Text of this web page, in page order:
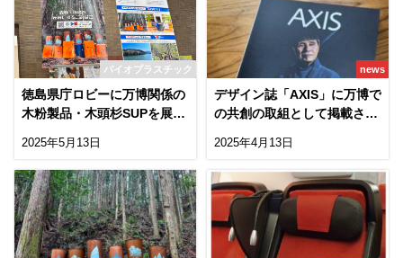
バイオプラスチック
徳島県庁ロビーに万博関係の
木粉製品・木頭杉SUPを展示
2025年5月13日
news
デザイン誌「AXIS」に万博で
の共創の取組として掲載され
2025年4月13日